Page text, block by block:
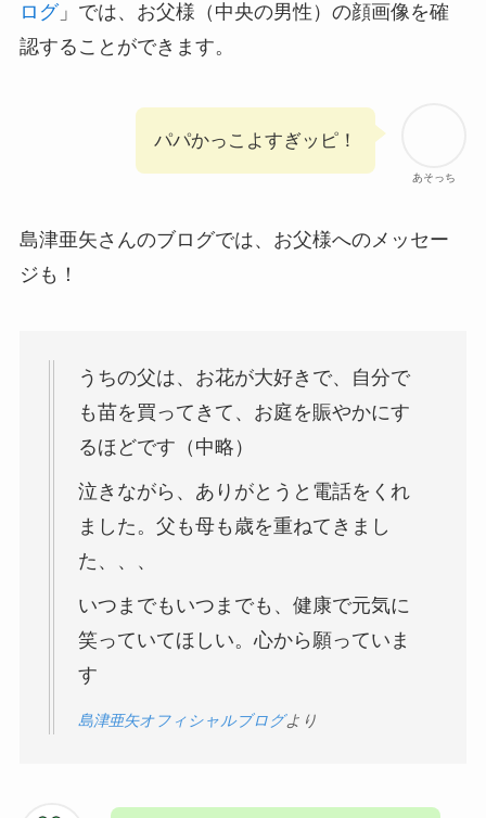
ログ」では、お父様（中央の男性）の顔画像を確
認することができます。
あそっち
パパかっこよすぎッピ！
島津亜矢さんのブログでは、お父様へのメッセー
ジも！
うちの父は、お花が大好きで、自分で
も苗を買ってきて、お庭を賑やかにす
るほどです（中略）
泣きながら、ありがとうと電話をくれ
ました。父も母も歳を重ねてきまし
た、、、
いつまでもいつまでも、健康で元気に
笑っていてほしい。心から願っていま
す
島津亜矢オフィシャルブログより